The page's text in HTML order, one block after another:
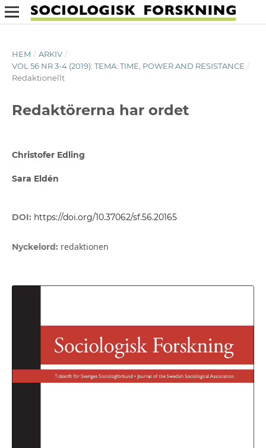
HEM / ARKIV /
VOL 56 NR 3-4 (2019): TEMA: TIME, POWER AND RESISTANCE /
Redaktionellt
Redaktörerna har ordet
Christofer Edling
Sara Eldén
DOI: https://doi.org/10.37062/sf.56.20165
Nyckelord: redaktionen